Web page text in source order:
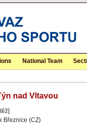
National Team
nad Vltavou
Březnice (CZ)